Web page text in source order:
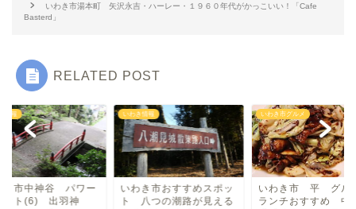
いわき市湯本町 矢沢永吉・ハーレー・１９６０年代がかっこいい！「Cafe
Basterd」
RELATED POST
いわき情報
いわき市おすすめスポッ
ト 八つの潮路が見える
いわき市グルメ
いわき市 平 グルメ・
ランチおすすめ 中華料
いわき情報
いわき市中神
スポット(6)
マルシェ・キッチンカー
わらしべ長者